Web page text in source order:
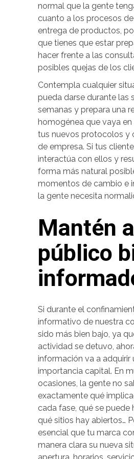
normal que la gente
cuanto a los procesos
entrega de productos,
que tienes que estar
hacer frente a las
posibles quejas de los
Contempla cualquier
pueda darse durante las
semanas y prepara una
homogénea que vaya en
tus nuevos protocolos y
de empresa. Si tus
interactúa con ellos y
forma más natural
momentos de cambio e
la gente necesita
Mantén
público
Si durante el
informativo de nuestra
sido más bien bajo, ya
actividad se detuvo,
información va a adquirir
importancia capital. En
ocasiones, la gente no
exactamente qué
cada fase, qué se puede
qué sitios hay abiertos…
esencial que tu marca
manera clara su nueva